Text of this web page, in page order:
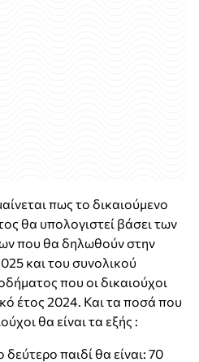
πως το δικαιούμενο
θα υπολογιστεί βάσει των
που θα δηλωθούν στην
και του συνολικού
που οι δικαιούχοι
έτος 2024. Και τα ποσά που
θα είναι τα εξής :
δεύτερο παιδί θα είναι: 70